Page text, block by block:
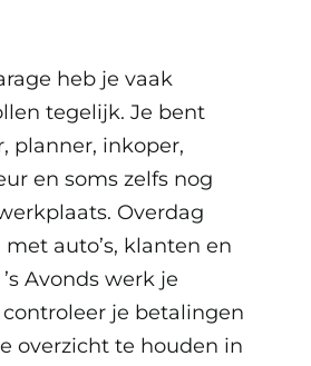
heb je vaak
tegelijk. Je bent
planner, inkoper,
en soms zelfs nog
Overdag
auto’s, klanten en
Avonds werk je
je betalingen
overzicht te houden in